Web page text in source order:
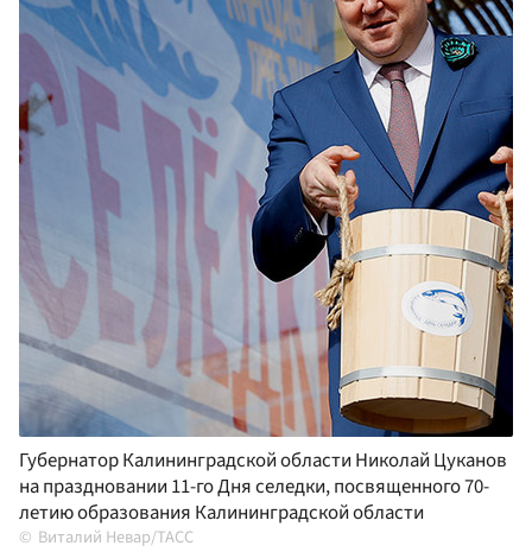
Губернатор Калининградской области Николай Цуканов
на праздновании 11-го Дня селедки, посвященного 70-
летию образования Калининградской области
Виталий Невар/ТАСС